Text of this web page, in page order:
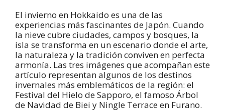
El invierno en Hokkaido es una de las
experiencias más fascinantes de Japón. Cuando
la nieve cubre ciudades, campos y bosques, la
isla se transforma en un escenario donde el arte,
la naturaleza y la tradición conviven en perfecta
armonía. Las tres imágenes que acompañan este
artículo representan algunos de los destinos
invernales más emblemáticos de la región: el
Festival del Hielo de Sapporo, el famoso Árbol
de Navidad de Biei y Ningle Terrace en Furano.